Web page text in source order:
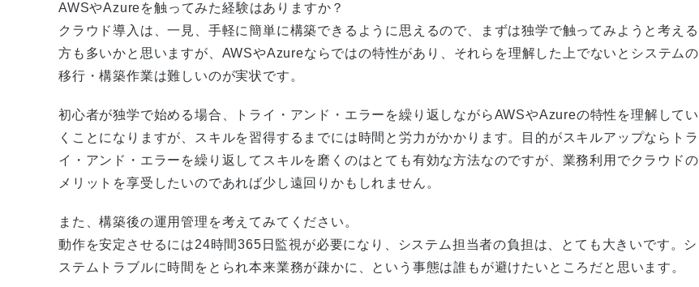
AWSやAzureを触ってみた経験はありますか？
クラウド導入は、一見、手軽に簡単に構築できるように思えるので、まずは独学で触ってみようと考える
方も多いかと思いますが、AWSやAzureならではの特性があり、それらを理解した上でないとシステムの
移行・構築作業は難しいのが実状です。
初心者が独学で始める場合、トライ・アンド・エラーを繰り返しながらAWSやAzureの特性を理解してい
くことになりますが、スキルを習得するまでには時間と労力がかかります。目的がスキルアップならトラ
イ・アンド・エラーを繰り返してスキルを磨くのはとても有効な方法なのですが、業務利用でクラウドの
メリットを享受したいのであれば少し遠回りかもしれません。
また、構築後の運用管理を考えてみてください。
動作を安定させるには24時間365日監視が必要になり、システム担当者の負担は、とても大きいです。シ
ステムトラブルに時間をとられ本来業務が疎かに、という事態は誰もが避けたいところだと思います。